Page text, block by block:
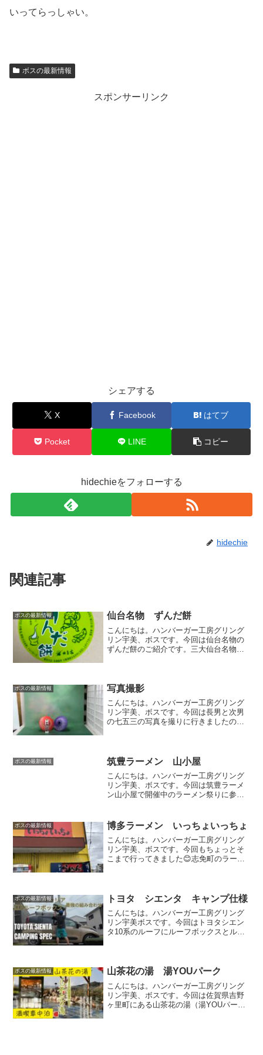
いってらっしゃい。
ボスの最新情報
スポンサーリンク
シェアする
X Facebook はてブ
Pocket LINE コピー
hidechieをフォローする
hidechie
関連記事
ボスの最新情報 仙台名物 ずんだ餅
こんにちは。ハンバーガー工房グリング
リン宇美、ボスです。今回は仙台名物の
ずんだ餅のご紹介です。三大仙台名物の1
なお味か楽しみです☻箱...
ボスの最新情報 写真撮影
こんにちは。ハンバーガー工房グリング
リン宇美、ボスです。今回は長男と次男
の七五三の写真を撮りに行きましたの回
リ。７才になる長男は今回...
ボスの最新情報 筑豊ラーメン 山小屋
こんにちは。ハンバーガー工房グリング
リン宇美、ボスです。今回は筑豊ラーメ
ン山小屋で開催中のラーメン祭りに参加
（中島浩二）との期間限定コラボラーメ
ン。クリア豚骨スッキ...
ボスの最新情報 博多ラーメン いっちょいっちょ
こんにちは。ハンバーガー工房グリング
リン宇美、ボスです。今回もちょっとそ
こまで行ってきました😊志免町のラーメ
家族で行きました。私と子...
ボスの最新情報 トヨタ シエンタ キャンプ仕様
こんにちは。ハンバーガー工房グリング
リン宇美ボスです。今回はトヨタシエン
タ10系のルーフにルーフボックスとルー
して...
ボスの最新情報 山茶花の湯 湯YOUパーク
こんにちは。ハンバーガー工房グリング
リン宇美、ボスです。今回は佐賀県吉野
ヶ里町にある山茶花の湯（湯YOUパー